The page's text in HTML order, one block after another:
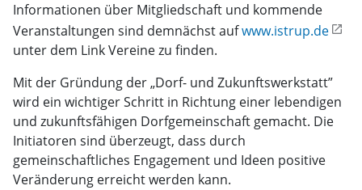
Informationen über Mitgliedschaft und kommende
Veranstaltungen sind demnächst aufwww.istrup.de
unter dem Link Vereine zu finden.
Mit der Gründung der „Dorf- und Zukunftswerkstatt”
wird ein wichtiger Schritt in Richtung einer lebendigen
und zukunftsfähigen Dorfgemeinschaft gemacht. Die
Initiatoren sind überzeugt, dass durch
gemeinschaftliches Engagement und Ideen positive
Veränderung erreicht werden kann.